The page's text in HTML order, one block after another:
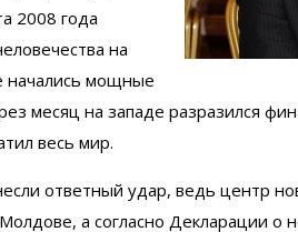
2008 года
на
начались мощные
месяц на западе разразился
весь мир.
ответный удар, ведь центр
а согласно Декларации о